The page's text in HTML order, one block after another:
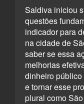
Saldiva iniciou
questões
indicador para
na cidade de
saber se essa
melhorias
dinheiro
e tornar esse
plural como